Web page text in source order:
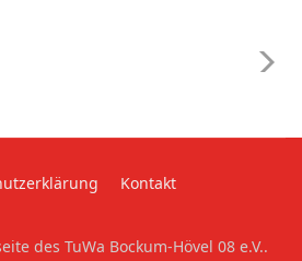
Kontakt
des TuWa Bockum-Hövel 08 e.V..